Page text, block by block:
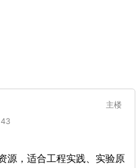
主楼
，适合工程实践、实验原